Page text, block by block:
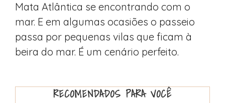
Mata Atlântica se encontrando com o
mar. E em algumas ocasiões o passeio
passa por pequenas vilas que ficam à
beira do mar. É um cenário perfeito.
RECOMENDADOS PARA VOCÊ